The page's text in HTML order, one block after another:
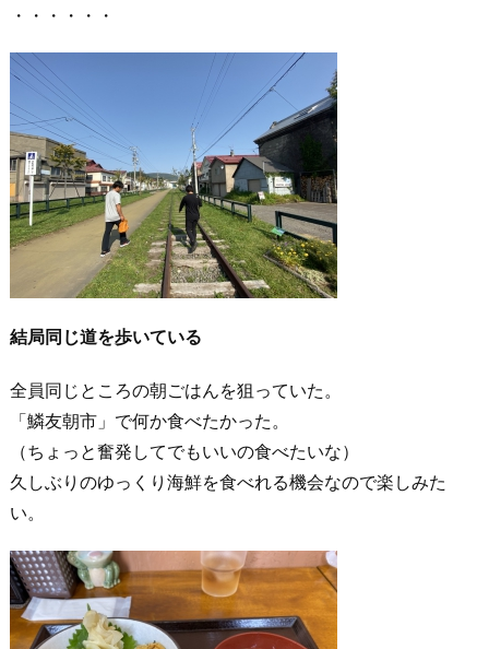
・・・・・・
結局同じ道を歩いている
全員同じところの朝ごはんを狙っていた。
「鱗友朝市」で何か食べたかった。
（ちょっと奮発してでもいいの食べたいな）
久しぶりのゆっくり海鮮を食べれる機会なので楽しみた
い。